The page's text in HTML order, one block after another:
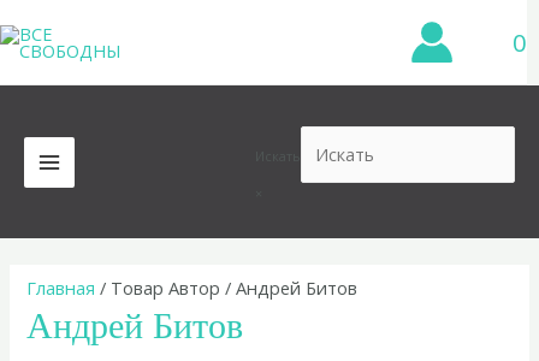
к
содержимому
0
MAIN
MENU
Главная / Товар Автор / Андрей Битов
Андрей Битов